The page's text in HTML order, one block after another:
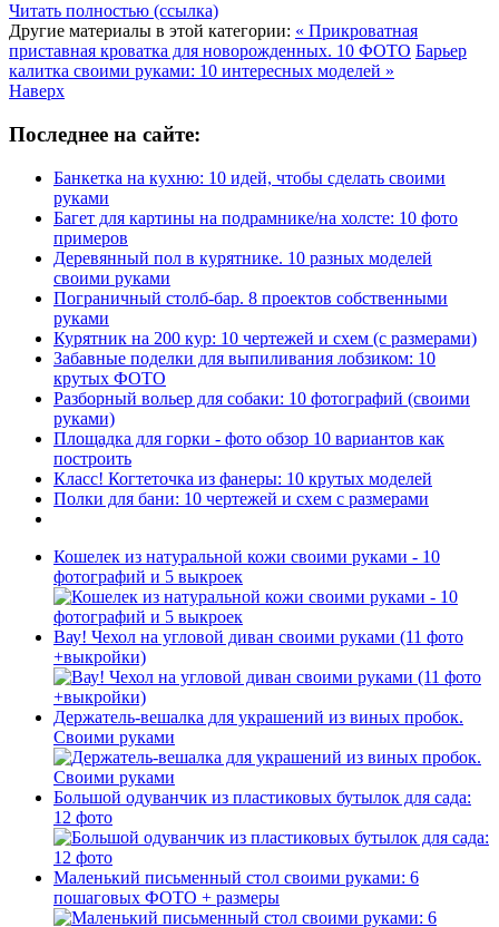
Читать полностью (ссылка)
Другие материалы в этой категории: « Прикроватная
приставная кроватка для новорожденных. 10 ФОТО Барьер
калитка своими руками: 10 интересных моделей »
Наверх
Последнее на сайте:
Банкетка на кухню: 10 идей, чтобы сделать своими
руками
Багет для картины на подрамнике/на холсте: 10 фото
примеров
Деревянный пол в курятнике. 10 разных моделей
своими руками
Пограничный столб-бар. 8 проектов собственными
руками
Курятник на 200 кур: 10 чертежей и схем (с размерами)
Забавные поделки для выпиливания лобзиком: 10
крутых ФОТО
Разборный вольер для собаки: 10 фотографий (своими
руками)
Площадка для горки - фото обзор 10 вариантов как
построить
Класс! Когтеточка из фанеры: 10 крутых моделей
Полки для бани: 10 чертежей и схем с размерами
Кошелек из натуральной кожи своими руками - 10
фотографий и 5 выкроек
Вау! Чехол на угловой диван своими руками (11 фото
+выкройки)
Держатель-вешалка для украшений из виных пробок.
Своими руками
Большой одуванчик из пластиковых бутылок для сада:
12 фото
Маленький письменный стол своими руками: 6
пошаговых ФОТО + размеры